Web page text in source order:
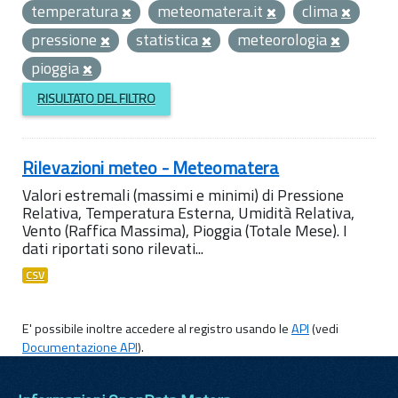
temperatura
meteomatera.it
clima
pressione
statistica
meteorologia
pioggia
RISULTATO DEL FILTRO
Rilevazioni meteo - Meteomatera
Valori estremali (massimi e minimi) di Pressione
Relativa, Temperatura Esterna, Umidità Relativa,
Vento (Raffica Massima), Pioggia (Totale Mese). I
dati riportati sono rilevati...
CSV
E' possibile inoltre accedere al registro usando leAPI(vedi
Documentazione API).